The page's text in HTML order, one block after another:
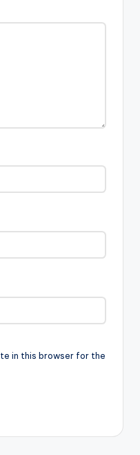
in this browser for the